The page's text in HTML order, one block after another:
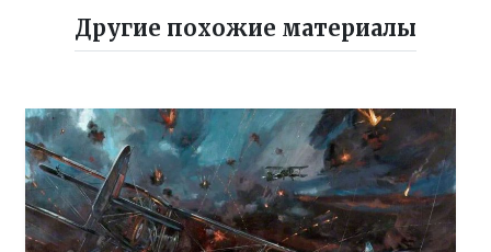
Другие похожие материалы